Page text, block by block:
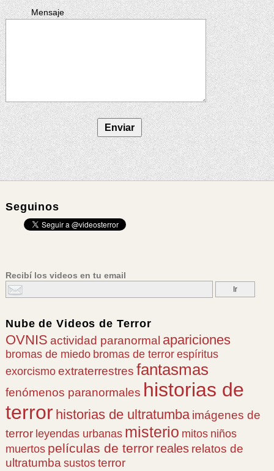
Mensaje
Seguinos
Recibí los videos en tu email
Nube deVideos de Terror
OVNIS actividad paranormal apariciones
bromas de miedo bromas de terror espíritus
exorcismo extraterrestres fantasmas
fenómenos paranormales historias de
terror historias de ultratumba imágenes de
terror leyendas urbanas misterio mitos niños
muertos películas de terror reales relatos de
ultratumba sustos terror